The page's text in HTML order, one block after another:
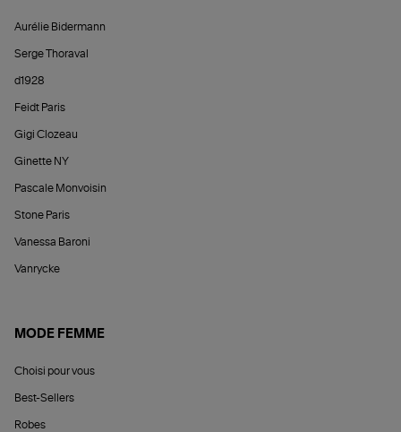
Aurélie Bidermann
Serge Thoraval
d1928
Feidt Paris
Gigi Clozeau
Ginette NY
Pascale Monvoisin
Stone Paris
Vanessa Baroni
Vanrycke
MODE FEMME
Choisi pour vous
Best-Sellers
Robes